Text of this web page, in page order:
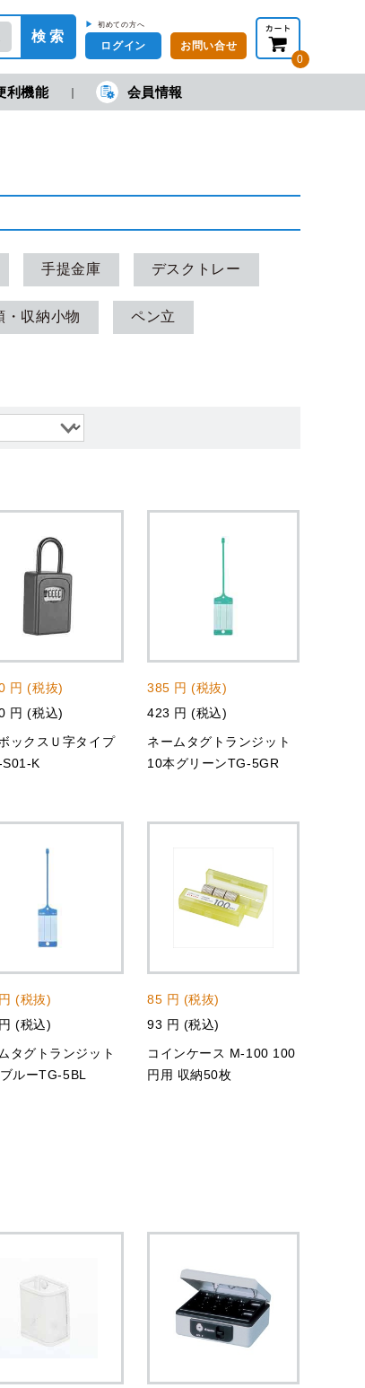
検 索
▶ 初めての方へ
ログイン
お問い合せ
0
合計： 円 (税抜) 円(税込)
利機能 会員情報
手提金庫 デスクトレー
・収納小物 ペン立
円 (税抜)
円 (税込)
ックスＵ字タイプ
S01-K
385 円 (税抜)
423 円 (税込)
ネームタグトランジット
10本グリーンTG-5GR
(税抜)
(税込)
タグトランジット
ルーTG-5BL
85 円 (税抜)
93 円 (税込)
コインケース M-100 100
円用 収納50枚